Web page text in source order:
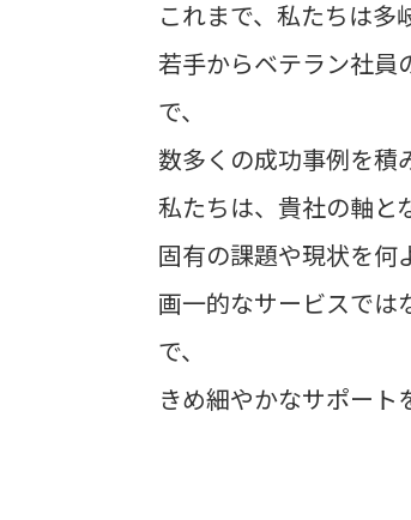
これまで、私たちは多
若手からベテラン社員
で、
数多くの成功事例を積
私たちは、貴社の軸と
固有の課題や現状を何
画一的なサービスでは
で、
きめ細やかなサポート